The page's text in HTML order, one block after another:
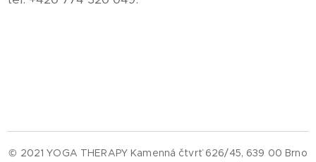
© 2021 YOGA THERAPY Kamenná čtvrť 626/45, 639 00 Brno